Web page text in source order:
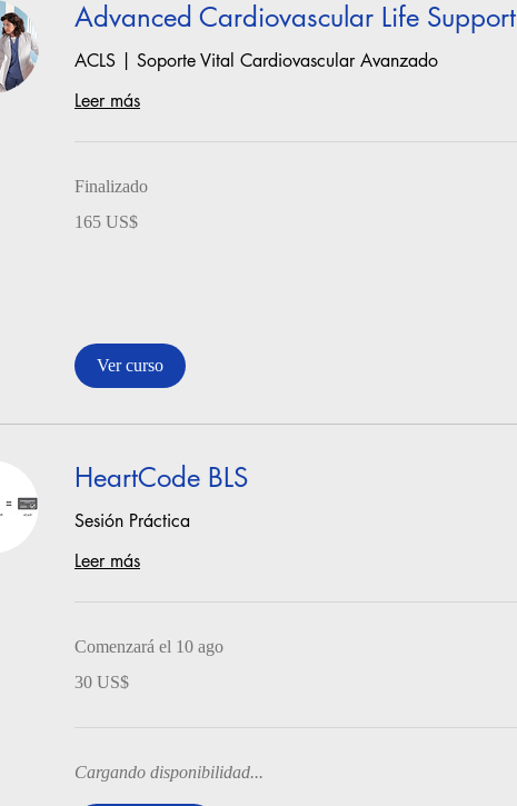
Advanced Cardiovascular Life Support
ACLS | Soporte Vital Cardiovascular Avanzado
Leer más
Finalizado
dólares
165 US$
Ver curso
HeartCode BLS
Sesión Práctica
Leer más
Comenzará el 10 ago
dólares
30 US$
Cargando disponibilidad...